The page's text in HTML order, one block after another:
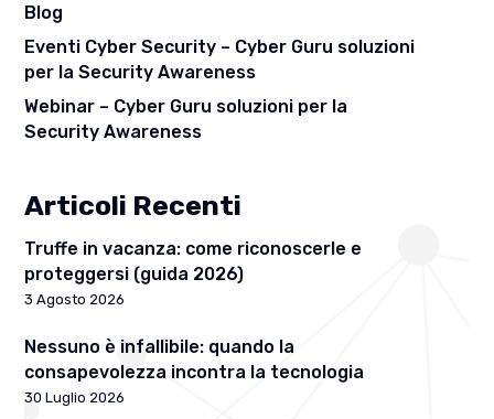
Blog
Eventi Cyber Security – Cyber Guru soluzioni
per la Security Awareness
Webinar – Cyber Guru soluzioni per la
Security Awareness
Articoli Recenti
Truffe in vacanza: come riconoscerle e
proteggersi (guida 2026)
3 Agosto 2026
Nessuno è infallibile: quando la
consapevolezza incontra la tecnologia
30 Luglio 2026